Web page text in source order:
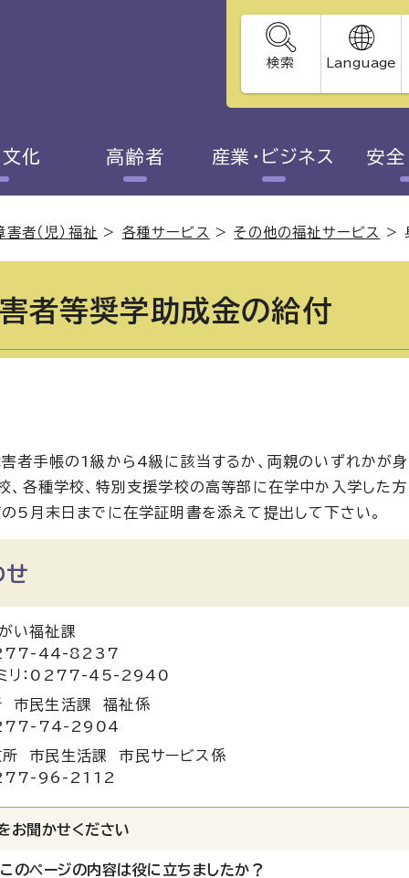
検索 Language
文化 高齢者 産業・ビジネス 安全
害者（児）福祉 > 各種サービス >その他の福祉サービス >
者等奨学助成金の給付
者手帳の1級から4級に該当するか、両親のいずれかが身
、各種学校、特別支援学校の高等部に在学中か入学した方
5月末日までに在学証明書を添えて提出して下さい。
せ
い福祉課
44-8237
ミリ：0277-45-2940
市民生活課 福祉係
74-2904
所 市民生活課 市民サービス係
96-2112
お聞かせください
このページの内容は役に立ちましたか？